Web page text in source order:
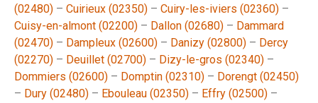
(02480) – Cuirieux (02350) – Cuiry-les-iviers (02360) –
Cuisy-en-almont (02200) – Dallon (02680) – Dammard
(02470) – Dampleux (02600) – Danizy (02800) – Dercy
(02270) – Deuillet (02700) – Dizy-le-gros (02340) –
Dommiers (02600) – Domptin (02310) – Dorengt (02450)
– Dury (02480) – Ebouleau (02350) – Effry (02500) –